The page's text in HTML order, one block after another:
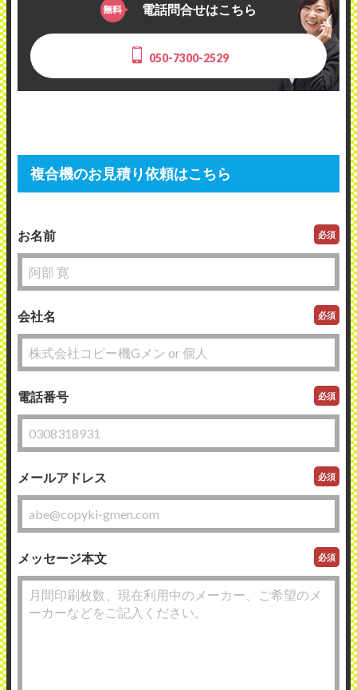
電話問合せはこちら
050-7300-2529
複合機のお見積り依頼はこちら
お名前 必須
会社名 必須
電話番号 必須
メールアドレス 必須
メッセージ本文 必須